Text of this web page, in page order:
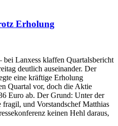
Erholung
Lanxess klaffen Quartalsbericht
deutlich auseinander. Der
eine kräftige Erholung
Quartal vor, doch die Aktie
Euro ab. Der Grund: Unter der
und Vorstandschef Matthias
keinen Hehl daraus,